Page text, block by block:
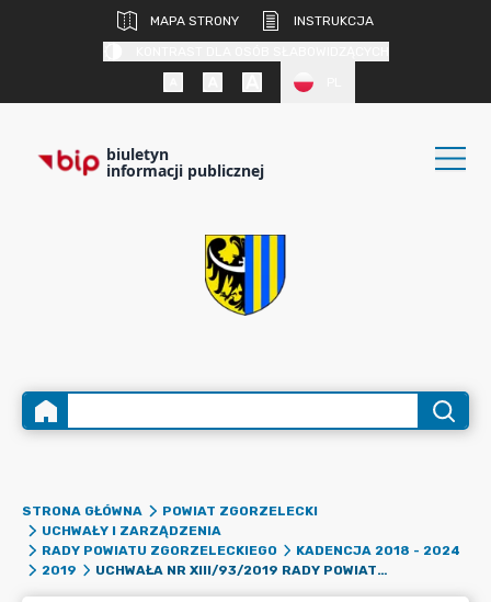
MAPA STRONY
INSTRUKCJA
biuletyn
informacji publicznej
STRONA GŁÓWNA
POWIAT ZGORZELECKI
UCHWAŁY I ZARZĄDZENIA
RADY POWIATU ZGORZELECKIEGO
KADENCJA 2018 - 2024
2019
UCHWAŁA NR XIII/93/2019 RADY POWIATU ZGORZELECKIEGO Z DNIA 25 LIPCA 2019 R. W SPRAWIE USTALENIA ROZKŁADÓW GODZIN PRACY APTEK OGÓLNODOSTĘPNYCH NA TERENIE POWIATU ZGORZELECKIEGO